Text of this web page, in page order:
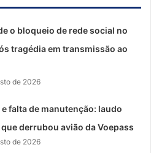
o bloqueio de rede social no
tragédia em transmissão ao
de 2026
falta de manutenção: laudo
derrubou avião da Voepass
de 2026